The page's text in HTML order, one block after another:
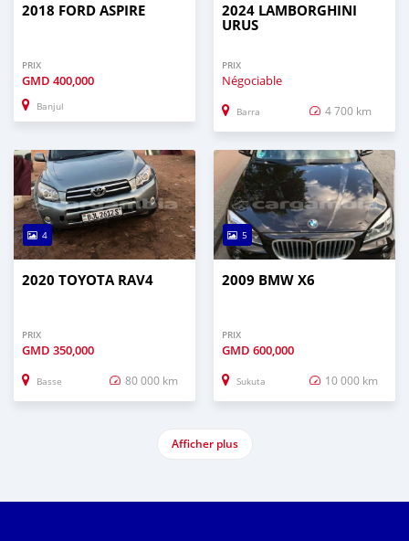
2018 FORD ASPIRE
PRIX
GMD 400,000
Banjul
2024 LAMBORGHINI
URUS
PRIX
Négociable
Barra 4 700 km
4
2020 TOYOTA RAV4
PRIX
GMD 350,000
Basse 80 000 km
5
2009 BMW X6
PRIX
GMD 600,000
Sukuta 10 000 km
Afficher plus